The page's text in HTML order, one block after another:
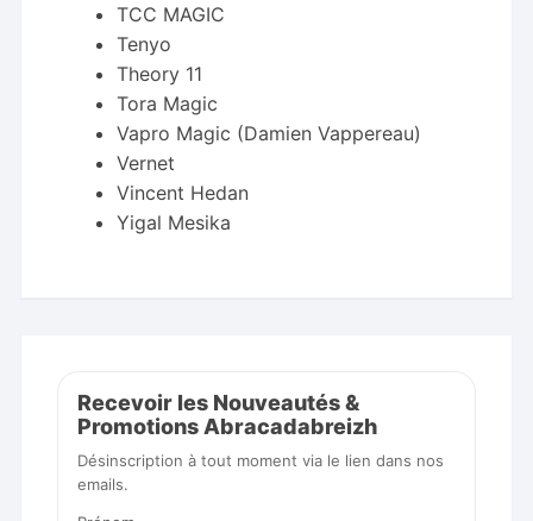
TCC MAGIC
Tenyo
Theory 11
Tora Magic
Vapro Magic (Damien Vappereau)
Vernet
Vincent Hedan
Yigal Mesika
Recevoir les Nouveautés &
Promotions Abracadabreizh
Désinscription à tout moment via le lien dans nos
emails.